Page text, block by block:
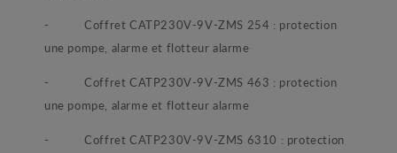
-Coffret CATP230V-9V-ZMS 254 : protection
une pompe, alarme et flotteur alarme
-Coffret CATP230V-9V-ZMS 463 : protection
une pompe, alarme et flotteur alarme
-Coffret CATP230V-9V-ZMS 6310 : protection